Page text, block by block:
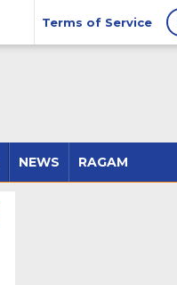
Terms of Service
NEWS RAGAM